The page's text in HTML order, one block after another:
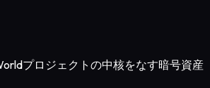
プロジェクトの中核をなす暗号資産